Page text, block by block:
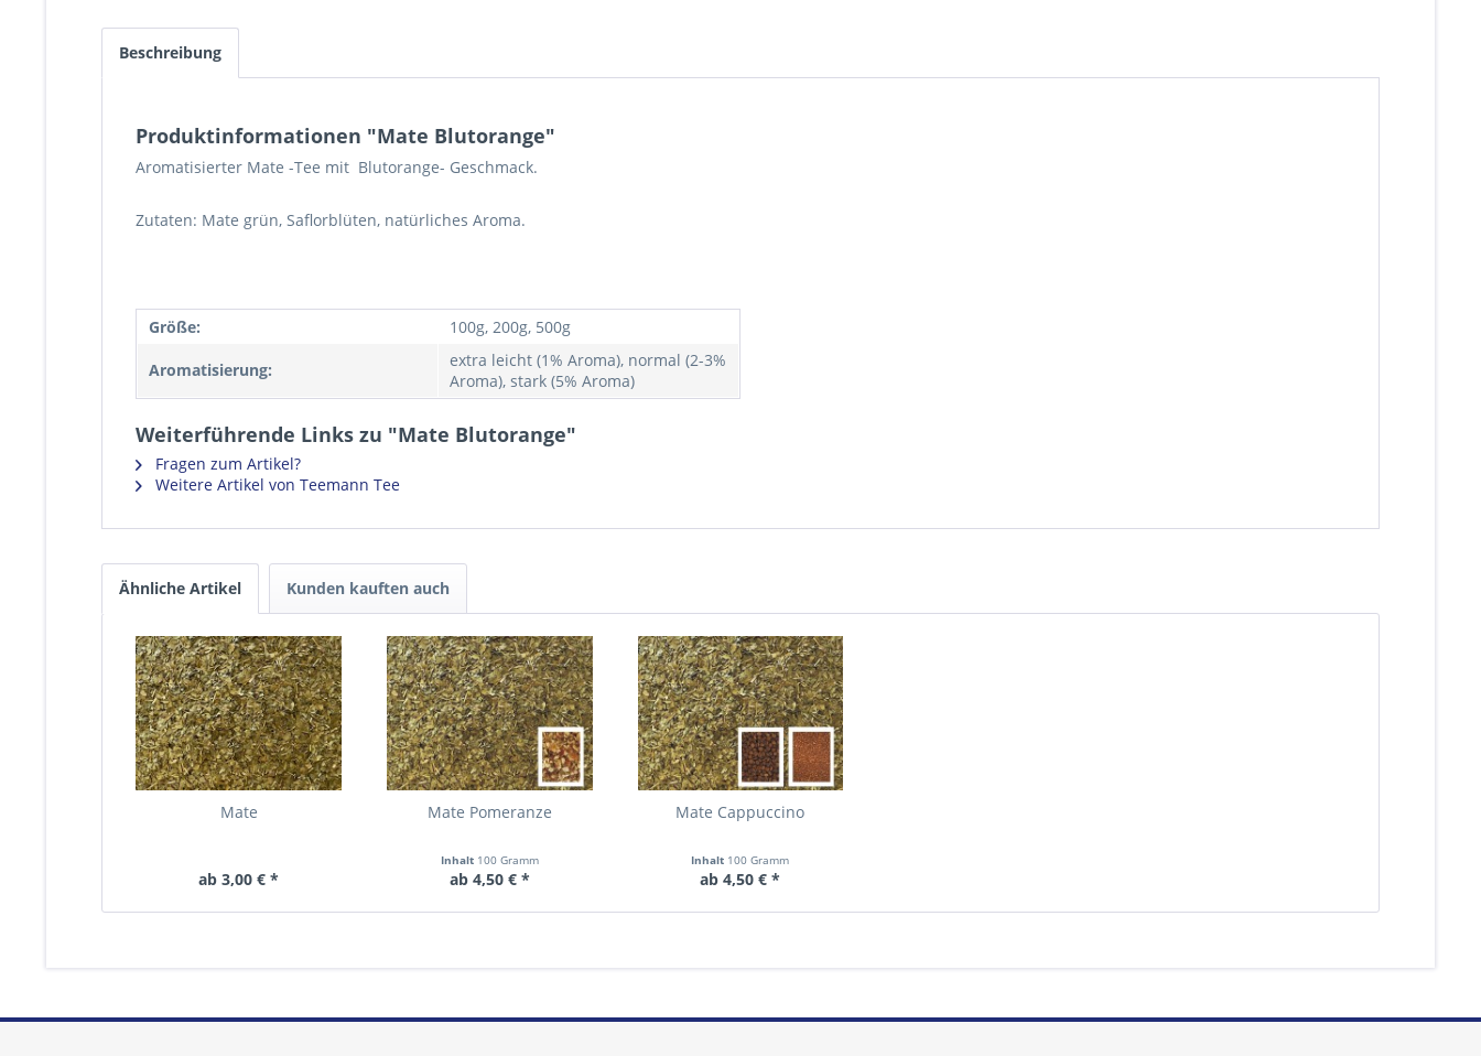
Beschreibung
Produktinformationen "Mate Blutorange"
Aromatisierter Mate -Tee mit Blutorange- Geschmack.
Zutaten: Mate grün, Saflorblüten, natürliches Aroma.
Größe: 100g, 200g, 500g
Aromatisierung:
extra leicht (1% Aroma), normal (2-3%
Aroma), stark (5% Aroma)
Weiterführende Links zu "Mate Blutorange"
Fragen zum Artikel?
Weitere Artikel von Teemann Tee
Ähnliche Artikel Kunden kauften auch
Mate
ab 3,00 € *
Mate Pomeranze
Inhalt 100 Gramm
ab 4,50 € *
Mate Cappuccino
Inhalt 100 Gramm
ab 4,50 € *